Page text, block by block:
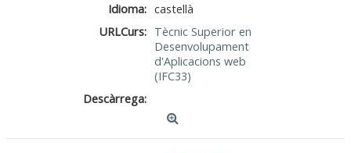
Idioma: castellà
URLCurs:
Tècnic Superior en
Desenvolupament
d'Aplicacions web
(IFC33)
Descàrrega: